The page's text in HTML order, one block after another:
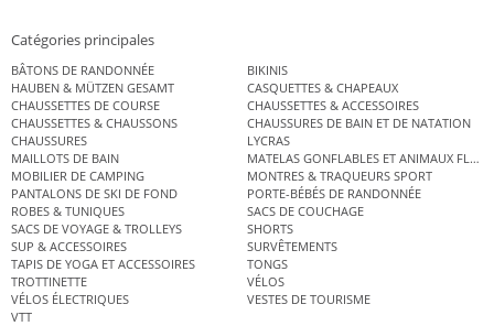
Catégories principales
BÂTONS DE RANDONNÉE
BIKINIS
HAUBEN & MÜTZEN GESAMT
CASQUETTES & CHAPEAUX
CHAUSSETTES DE COURSE
CHAUSSETTES & ACCESSOIRES
CHAUSSETTES & CHAUSSONS
CHAUSSURES DE BAIN ET DE NATATION
CHAUSSURES
LYCRAS
MAILLOTS DE BAIN
MATELAS GONFLABLES ET ANIMAUX
MOBILIER DE CAMPING
MONTRES & TRAQUEURS SPORT
PANTALONS DE SKI DE FOND
PORTE-BÉBÉS DE RANDONNÉE
ROBES & TUNIQUES
SACS DE COUCHAGE
SACS DE VOYAGE & TROLLEYS
SHORTS
SUP & ACCESSOIRES
SURVÊTEMENTS
TAPIS DE YOGA ET ACCESSOIRES
TONGS
TROTTINETTE
VÉLOS
VÉLOS ÉLECTRIQUES
VESTES DE TOURISME
VTT